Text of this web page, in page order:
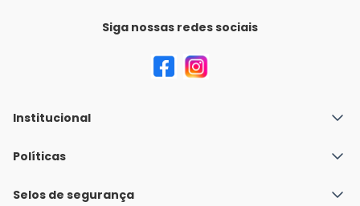
Siga nossas redes sociais
Institucional
Quem Somos
Nossas lojas
Políticas
Política de Envio
Selos de segurança